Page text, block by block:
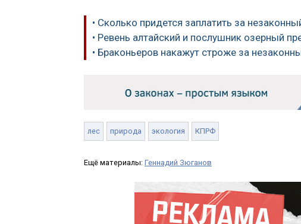
• Сколько придется заплатить за
• Ревень алтайский и послушник озерный
• Браконьеров накажут строже за
лес природа экология КПРФ
Ещё материалы: Геннадий Зюганов